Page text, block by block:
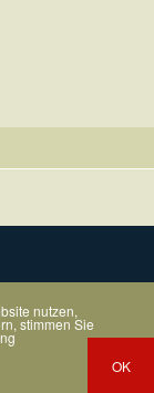
nutzen,
stimmen Sie
OK